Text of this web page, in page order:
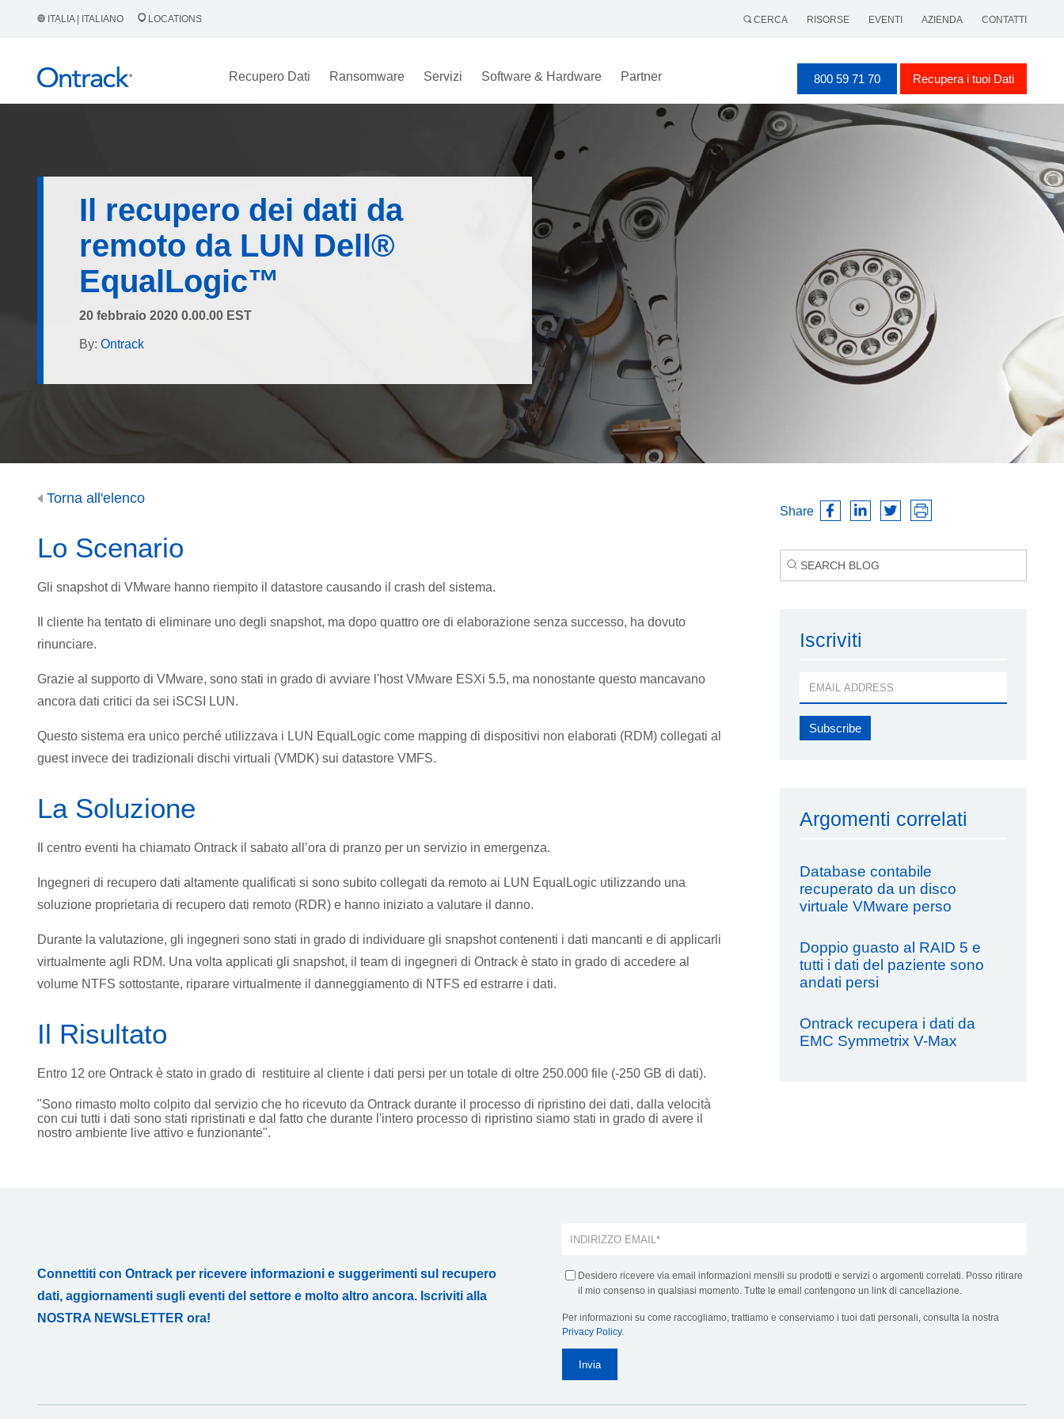
ITALIA | ITALIANO LOCATIONS CERCA RISORSE EVENTI AZIENDA CONTATTI
Recupero Dati Ransomware Servizi Software & Hardware Partner 800 59 71 70 Recupera i tuoi Dati
Il recupero dei dati da
remoto da LUN Dell®
EqualLogic™
20 febbraio 2020 0.00.00 EST
By: Ontrack
Torna all'elenco
Lo Scenario
Gli snapshot di VMware hanno riempito il datastore causando il crash del sistema.
Il cliente ha tentato di eliminare uno degli snapshot, ma dopo quattro ore di elaborazione senza successo, ha dovuto
rinunciare.
Grazie al supporto di VMware, sono stati in grado di avviare l'host VMware ESXi 5.5, ma nonostante questo mancavano
ancora dati critici da sei iSCSI LUN.
Questo sistema era unico perché utilizzava i LUN EqualLogic come mapping di dispositivi non elaborati (RDM) collegati al
guest invece dei tradizionali dischi virtuali (VMDK) sui datastore VMFS.
La Soluzione
Il centro eventi ha chiamato Ontrack il sabato all’ora di pranzo per un servizio in emergenza.
Ingegneri di recupero dati altamente qualificati si sono subito collegati da remoto ai LUN EqualLogic utilizzando una
soluzione proprietaria di recupero dati remoto (RDR) e hanno iniziato a valutare il danno.
Durante la valutazione, gli ingegneri sono stati in grado di individuare gli snapshot contenenti i dati mancanti e di applicarli
virtualmente agli RDM. Una volta applicati gli snapshot, il team di ingegneri di Ontrack è stato in grado di accedere al
volume NTFS sottostante, riparare virtualmente il danneggiamento di NTFS ed estrarre i dati.
Il Risultato
Entro 12 ore Ontrack è stato in grado di restituire al cliente i dati persi per un totale di oltre 250.000 file (-250 GB di dati).
"Sono rimasto molto colpito dal servizio che ho ricevuto da Ontrack durante il processo di ripristino dei dati, dalla velocità
con cui tutti i dati sono stati ripristinati e dal fatto che durante l'intero processo di ripristino siamo stati in grado di avere il
nostro ambiente live attivo e funzionante".
Share
Iscriviti
Argomenti correlati
Database contabile
recuperato da un disco
virtuale VMware perso
Doppio guasto al RAID 5 e
tutti i dati del paziente sono
andati persi
Ontrack recupera i dati da
EMC Symmetrix V-Max
Connettiti con Ontrack per ricevere informazioni e suggerimenti sul recupero
dati, aggiornamenti sugli eventi del settore e molto altro ancora. Iscriviti alla
NOSTRA NEWSLETTER ora!
Desidero ricevere via email informazioni mensili su prodotti e servizi o argomenti correlati. Posso ritirare
il mio consenso in qualsiasi momento. Tutte le email contengono un link di cancellazione.
Per informazioni su come raccogliamo, trattiamo e conserviamo i tuoi dati personali, consulta la nostra
Privacy Policy.